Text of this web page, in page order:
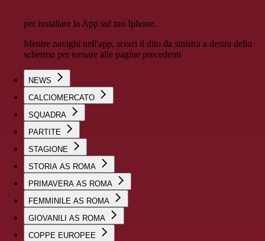
per installare la App sul tuo Iphone.
Mentre navighi nell'app, scorri il dito da sinistra a destra dello
schermo per tornare alle pagine precedenti
NEWS
CALCIOMERCATO
SQUADRA
PARTITE
STAGIONE
STORIA AS ROMA
PRIMAVERA AS ROMA
FEMMINILE AS ROMA
GIOVANILI AS ROMA
COPPE EUROPEE